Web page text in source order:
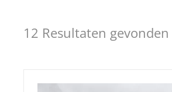
12 Resultaten gevonden